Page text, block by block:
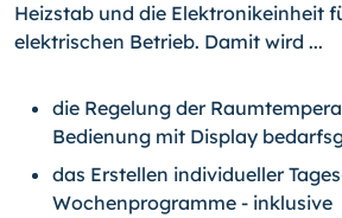
Heizstab und die Elektronikeinheit
elektrischen Betrieb. Damit wird ...
die Regelung der
Bedienung mit Display
das Erstellen individueller
Wochenprogramme - inklusive